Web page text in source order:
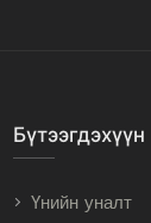
Бүтээгдэхүүн
Үнийн уналт